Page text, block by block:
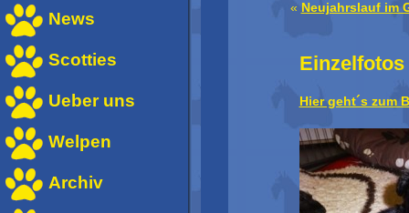
News
Scotties
Ueber uns
Welpen
Archiv
« Neujahrslauf im
Hier geht´s zum